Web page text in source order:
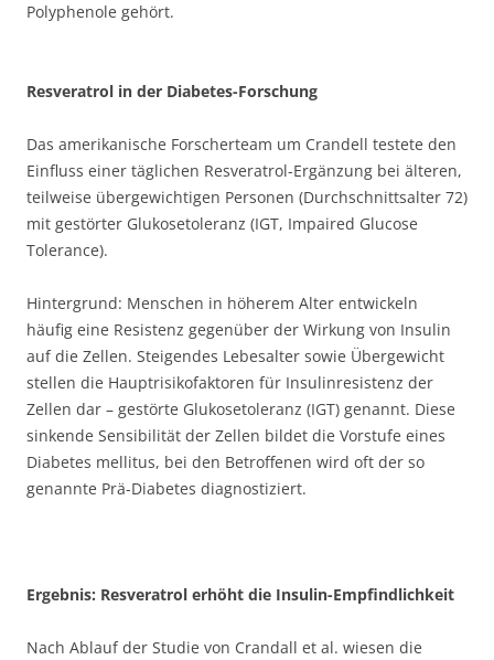
Polyphenole gehört.
Resveratrol in der Diabetes-Forschung
Das amerikanische Forscherteam um Crandell testete den
Einfluss einer täglichen Resveratrol-Ergänzung bei älteren,
teilweise übergewichtigen Personen (Durchschnittsalter 72)
mit gestörter Glukosetoleranz (IGT, Impaired Glucose
Tolerance).
Hintergrund: Menschen in höherem Alter entwickeln
häufig eine Resistenz gegenüber der Wirkung von Insulin
auf die Zellen. Steigendes Lebesalter sowie Übergewicht
stellen die Hauptrisikofaktoren für Insulinresistenz der
Zellen dar – gestörte Glukosetoleranz (IGT) genannt. Diese
sinkende Sensibilität der Zellen bildet die Vorstufe eines
Diabetes mellitus, bei den Betroffenen wird oft der so
genannte Prä-Diabetes diagnostiziert.
Ergebnis: Resveratrol erhöht die Insulin-Empfindlichkeit
Nach Ablauf der Studie von Crandall et al. wiesen die